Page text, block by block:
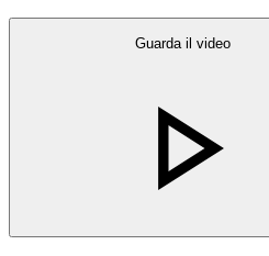
Guarda il video